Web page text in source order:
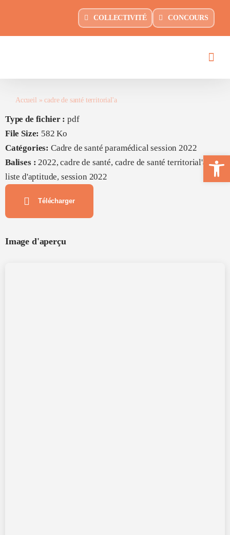
Ouvrir
contenu
COLLECTIVITÉ CONCOURS
Accueil »cadre de santé territorial'a
Type de fichier : pdf
File Size: 582 Ko
Catégories: Cadre de santé paramédical session 2022
Balises : 2022, cadre de santé, cadre de santé territorial'a,
liste d'aptitude, session 2022
Télécharger
Image d'aperçu